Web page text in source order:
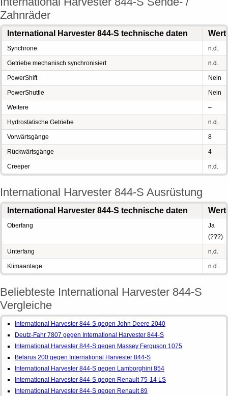
Zahnräder
International Harvester 844-S technische daten Wert
Synchrone n.d.
Getriebe mechanisch synchronisiert n.d.
PowerShift Nein
PowerShuttle Nein
Weitere –
Hydrostatische Getriebe n.d.
Vorwärtsgänge 8
Rückwärtsgänge 4
Creeper n.d.
International Harvester 844-S Ausrüstung
International Harvester 844-S technische daten Wert
Oberfang
Ja
(???)
Unterfang n.d.
Klimaanlage n.d.
Beliebteste International Harvester 844-S
Vergleiche
International Harvester 844-S gegen John Deere 2040
Deutz-Fahr 7807 gegen International Harvester 844-S
International Harvester 844-S gegen Massey Ferguson 1075
Belarus 200 gegen International Harvester 844-S
International Harvester 844-S gegen Lamborghini 854
International Harvester 844-S gegen Renault 75-14 LS
International Harvester 844-S gegen Renault 89